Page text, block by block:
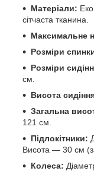
Матеріали:
сітчаста тканина.
Максимальне
Розміри
Розміри
см.
Висота
Загальна
121 см.
Підлокітники:
Висота — 30 см
Колеса: